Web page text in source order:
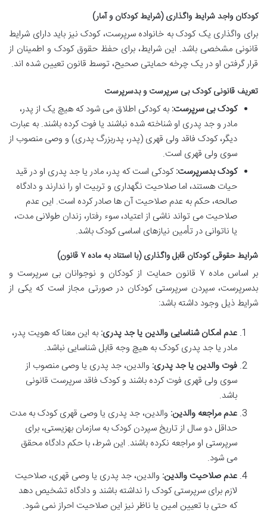
کودکان واجد شرایط واگذاری (شرایط کودکان و آمار)
برای واگذاری یک کودک به خانواده سرپرست، کودک نیز باید دارای شرایط
قانونی مشخصی باشد. این شرایط، برای حفظ حقوق کودک و اطمینان از
قرار گرفتن او در یک چرخه حمایتی صحیح، توسط قانون تعیین شده اند.
تعریف قانونی کودک بی سرپرست و بدسرپرست
کودک بی سرپرست: به کودکی اطلاق می شود که هیچ یک از پدر،
مادر و جد پدری او شناخته شده نباشند یا فوت کرده باشند. به عبارت
دیگر، کودک فاقد ولی قهری (پدر، پدربزرگ پدری) و وصی منصوب از
سوی ولی قهری است.
کودک بدسرپرست:کودکی است که پدر، مادر یا جد پدری او در قید
حیات هستند، اما صلاحیت نگهداری و تربیت او را ندارند و دادگاه
صالحه، حکم به عدم صلاحیت آن ها صادر کرده است. این عدم
صلاحیت می تواند ناشی از اعتیاد، سوء رفتار، زندان طولانی مدت،
یا ناتوانی در تأمین نیازهای اساسی کودک باشد.
شرایط حقوقی کودکان قابل واگذاری (با استناد به ماده ۷ قانون)
بر اساس ماده ۷ قانون حمایت از کودکان و نوجوانان بی سرپرست و
بدسرپرست، سپردن سرپرستی کودکان در صورتی مجاز است که یکی از
شرایط ذیل وجود داشته باشد:
عدم امکان شناسایی والدین یا جد پدری: به این معنا که هویت پدر،
مادر یا جد پدری کودک به هیچ وجه قابل شناسایی نباشد.
فوت والدین یا جد پدری: والدین، جد پدری یا وصی منصوب از
سوی ولی قهری فوت کرده باشند و کودک فاقد سرپرست قانونی
باشد.
عدم مراجعه والدین: والدین، جد پدری یا وصی قهری کودک به مدت
حداقل دو سال از تاریخ سپردن کودک به سازمان بهزیستی، برای
سرپرستی او مراجعه نکرده باشند. این شرط، با حکم دادگاه محقق
می شود.
عدم صلاحیت والدین: والدین، جد پدری یا وصی قهری، صلاحیت
لازم برای سرپرستی کودک را نداشته باشند و دادگاه تشخیص دهد
که حتی با تعیین امین یا ناظر نیز این صلاحیت احراز نمی شود.